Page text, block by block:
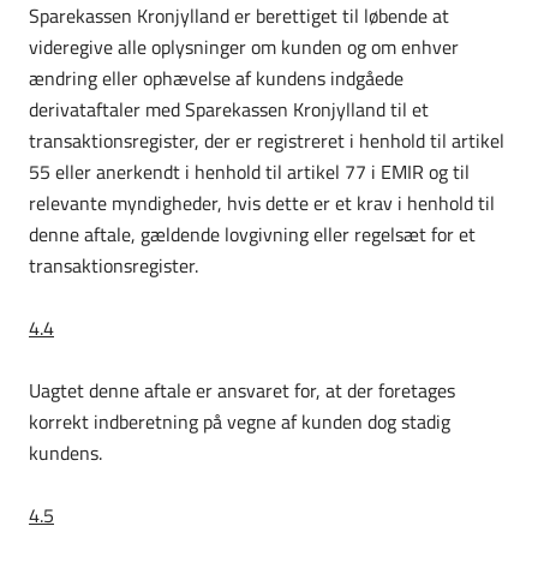
Sparekassen Kronjylland er berettiget til løbende at
videregive alle oplysninger om kunden og om enhver
ændring eller ophævelse af kundens indgåede
derivataftaler med Sparekassen Kronjylland til et
transaktions­register, der er registreret i henhold til artikel
55 eller anerkendt i henhold til artikel 77 i EMIR og til
relevante myndigheder, hvis dette er et krav i henhold til
denne aftale, gældende lovgivning eller regel­sæt for et
transaktionsregister.
4.4
Uagtet denne aftale er ansvaret for, at der foretages
korrekt indberetning på vegne af kunden dog stadig
kundens.
4.5